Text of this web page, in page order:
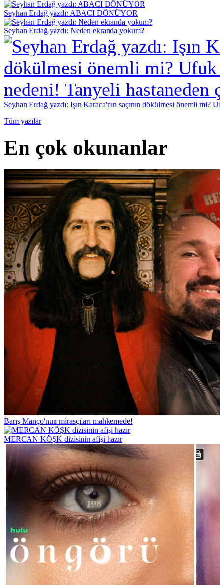
Seyhan Erdağ yazdı: ABACI DÖNÜYOR
Seyhan Erdağ yazdı: Neden ekranda yokum?
Seyhan Erdağ yazdı: Işın Karaca'nın saçının dökülmesi önemli mi?
Tüm yazılar
En çok okunanlar
Barış Manço'nun mirasçıları mahkemede!
MERCAN KÖŞK dizisinin afişi hazır